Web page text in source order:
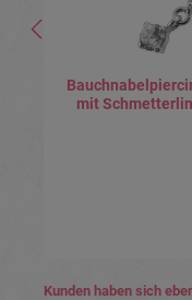
Produktgalerie
Kunden haben sich